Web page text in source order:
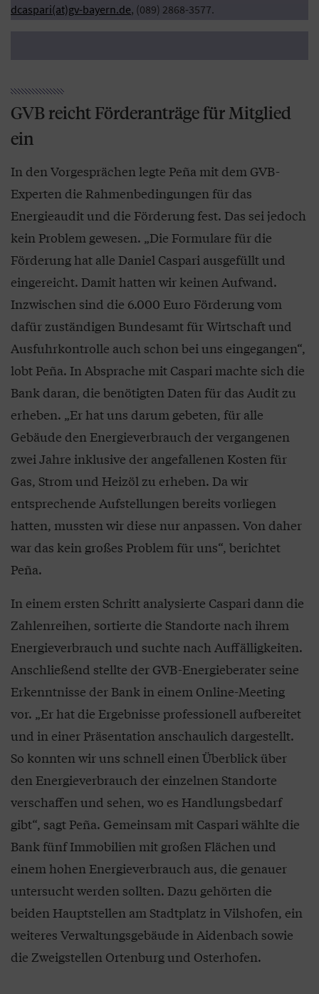
dcaspari(at)gv-bayern.de, (089) 2868-3577.
GVB reicht Förderanträge für Mitglied
ein
In den Vorgesprächen legte Peña mit dem GVB-
Experten die Rahmenbedingungen für das
Energieaudit und die Förderung fest. Das sei jedoch
kein Problem gewesen. „Die Formulare für die
Förderung hat alle Daniel Caspari ausgefüllt und
eingereicht. Damit hatten wir keinen Aufwand.
Inzwischen sind die 6.000 Euro Förderung vom
dafür zuständigen Bundesamt für Wirtschaft und
Ausfuhrkontrolle auch schon bei uns eingegangen“,
lobt Peña. In Absprache mit Caspari machte sich die
Bank daran, die benötigten Daten für das Audit zu
erheben. „Er hat uns darum gebeten, für alle
Gebäude den Energieverbrauch der vergangenen
zwei Jahre inklusive der angefallenen Kosten für
Gas, Strom und Heizöl zu erheben. Da wir
entsprechende Aufstellungen bereits vorliegen
hatten, mussten wir diese nur anpassen. Von daher
war das kein großes Problem für uns“, berichtet
Peña.
In einem ersten Schritt analysierte Caspari dann die
Zahlenreihen, sortierte die Standorte nach ihrem
Energieverbrauch und suchte nach Auffälligkeiten.
Anschließend stellte der GVB-Energieberater seine
Erkenntnisse der Bank in einem Online-Meeting
vor. „Er hat die Ergebnisse professionell aufbereitet
und in einer Präsentation anschaulich dargestellt.
So konnten wir uns schnell einen Überblick über
den Energieverbrauch der einzelnen Standorte
verschaffen und sehen, wo es Handlungsbedarf
gibt“, sagt Peña. Gemeinsam mit Caspari wählte die
Bank fünf Immobilien mit großen Flächen und
einem hohen Energieverbrauch aus, die genauer
untersucht werden sollten. Dazu gehörten die
beiden Hauptstellen am Stadtplatz in Vilshofen, ein
weiteres Verwaltungsgebäude in Aidenbach sowie
die Zweigstellen Ortenburg und Osterhofen.